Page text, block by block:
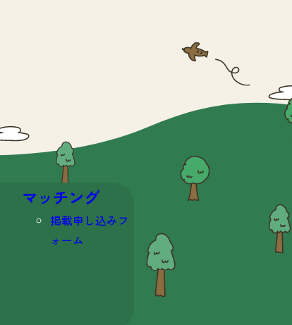
マッチング
掲載申し込みフ
ォーム